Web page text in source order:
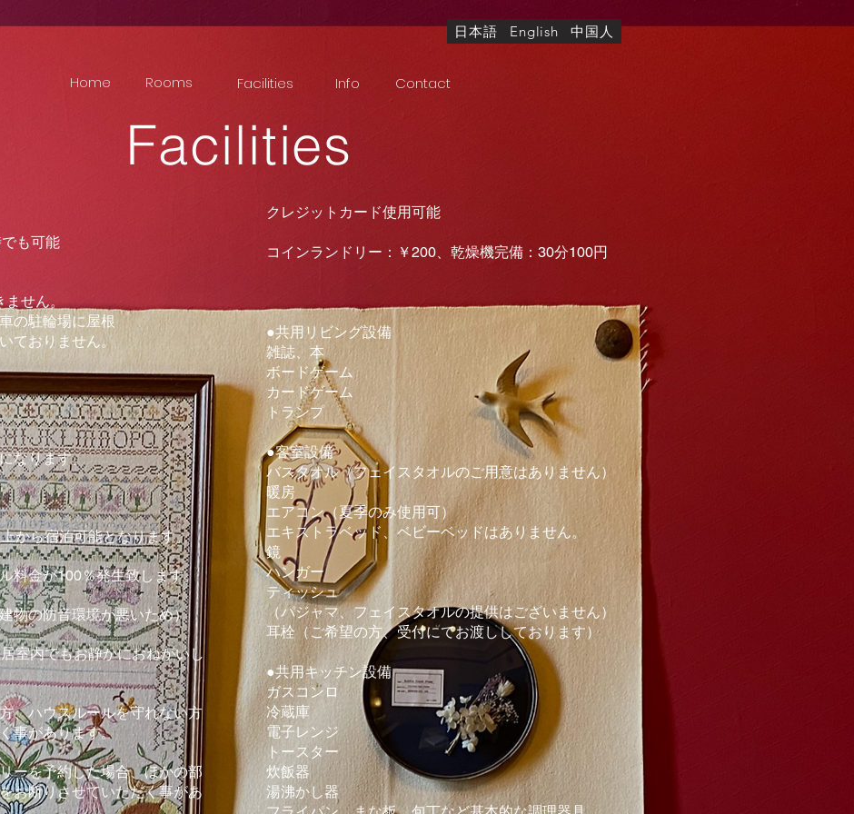
日本語 English 中国人
Home Rooms Facilities Info Contact
Facilities
も可能
せん。
輪場に屋根
おりません。
なります。
から宿泊可能となります。
料金が100％発生致します。
物の防音環境が悪いため）
室内でもお静かにおねがいし
、ハウスルールを守れない方
事があります。
ーを予約した場合、ほかの部
お断りさせていただく事があ
クレジットカード使用可能
コインランドリー：￥200、乾燥機完備：30分100円
●共用リビング設備
雑誌、本
ボードゲーム
カードゲーム
トランプ
●客室設備
バスタオル（フェイスタオルのご用意はありません）
暖房
エアコン（夏季のみ使用可）
​エキストラベッド、ベビーベッドはありません。
鏡
ハンガー
ティッシュ
（パジャマ、フェイスタオルの提供はございません）
​耳栓（ご希望の方、受付にてお渡ししております）
●共用キッチン設備
ガスコンロ
冷蔵庫
電子レンジ
トースター
炊飯器
湯沸かし器